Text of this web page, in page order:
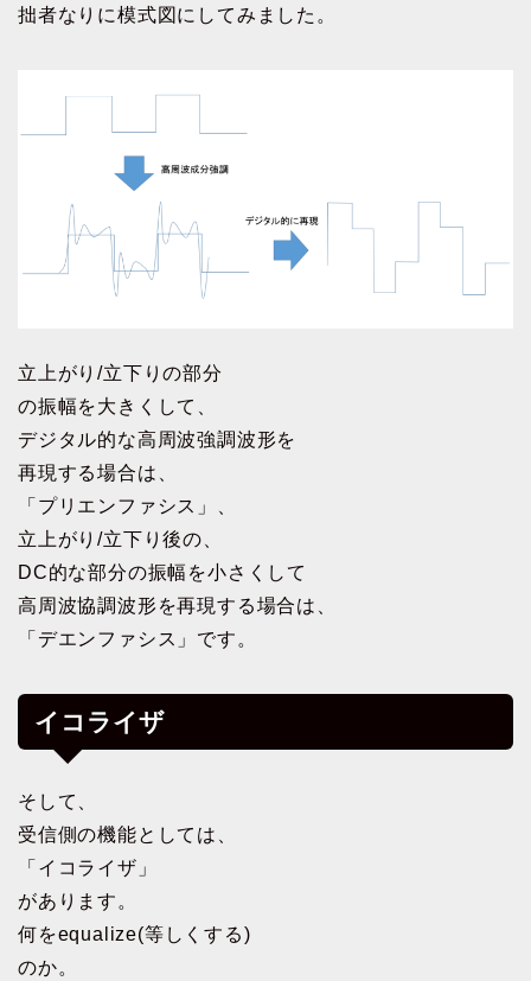
拙者なりに模式図にしてみました。
立上がり/立下りの部分
の振幅を大きくして、
デジタル的な高周波強調波形を
再現する場合は、
「プリエンファシス」、
立上がり/立下り後の、
DC的な部分の振幅を小さくして
高周波協調波形を再現する場合は、
「デエンファシス」です。
イコライザ
そして、
受信側の機能としては、
「イコライザ」
があります。
何をequalize(等しくする)
のか。